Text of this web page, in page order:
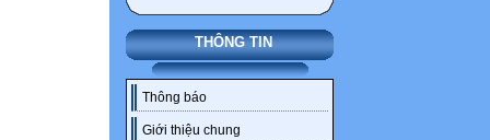
THÔNG TIN
Thông báo
Giới thiệu chung